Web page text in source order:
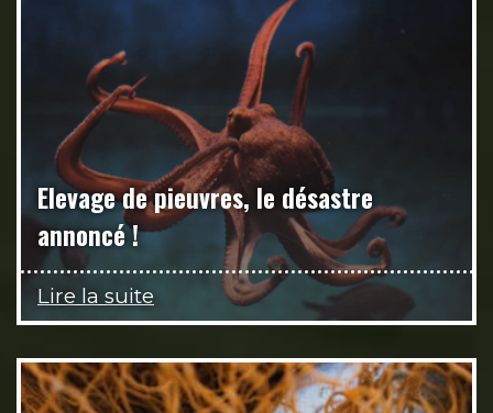
Elevage de pieuvres, le désastre
annoncé !
Lire la suite